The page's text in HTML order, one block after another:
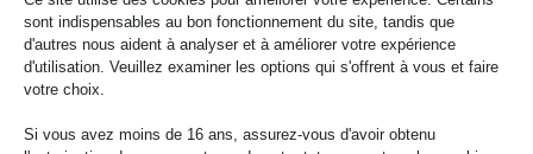
améliorations constantes. La stabilité de la réputation et de la
conformité exige plus que des diagnostics répétés. Elles
nécessitent un alignement de la gouvernance et une prévention
structurelle.
sont indispensables au bon fonctionnement du site, tandis que
d'autres nous aident à analyser et à améliorer votre expérience
d'utilisation. Veuillez examiner les options qui s'offrent à vous et faire
votre choix.
Si vous avez moins de 16 ans, assurez-vous d'avoir obtenu